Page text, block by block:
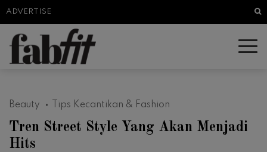
ADVERTISE
Beauty Tips Kecantikan & Fashion
Tren Street Style Yang Akan Menjadi
Hits